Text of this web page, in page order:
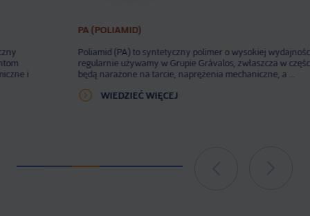
PA (POLIAMID)
Poliamid (PA) to syntetyczny polimer o wysokiej wydajności, którego
regularnie używamy w Grupie Grávalos, zwłaszcza w częściach, które
będą narażone na tarcie, naprężenia mechaniczne, a ...
WIEDZIEĆ WIĘCEJ